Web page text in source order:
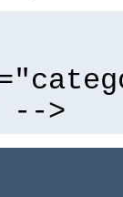
-->